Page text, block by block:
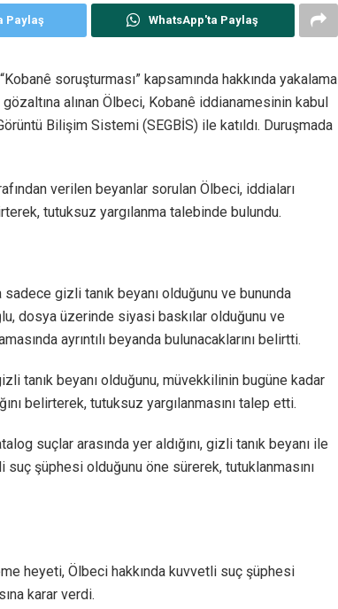
Paylaş WhatsApp'ta Paylaş
soruşturması” kapsamında hakkında yakalama
alınan Ölbeci, Kobanê iddianamesinin kabul
Bilişim Sistemi (SEGBİS) ile katıldı. Duruşmada
verilen beyanlar sorulan Ölbeci, iddiaları
tutuksuz yargılanma talebinde bulundu.
gizli tanık beyanı olduğunu ve bununda
dosya üzerinde siyasi baskılar olduğunu ve
ayrıntılı beyanda bulunacaklarını belirtti.
tanık beyanı olduğunu, müvekkilinin bugüne kadar
belirterek, tutuksuz yargılanmasını talep etti.
suçlar arasında yer aldığını, gizli tanık beyanı ile
suç şüphesi olduğunu öne sürerek, tutuklanmasını
heyeti, Ölbeci hakkında kuvvetli suç şüphesi
karar verdi.